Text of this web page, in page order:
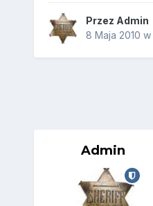
Przez Admin
8 Maja 2010 w
Admin